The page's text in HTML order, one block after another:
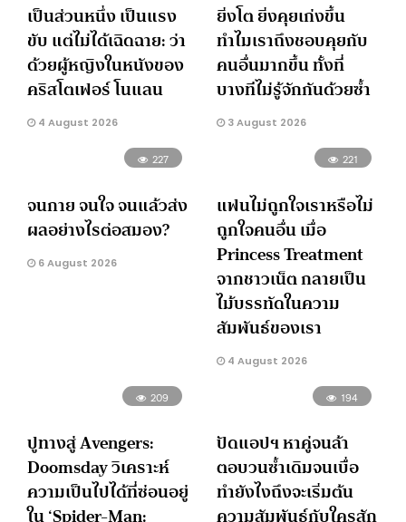
เป็นส่วนหนึ่ง เป็นแรง
ขับ แต่ไม่ได้เฉิดฉาย: ว่า
ด้วยผู้หญิงในหนังของ
คริสโตเฟอร์ โนแลน
4 August 2026
ยิ่งโต ยิ่งคุยเก่งขึ้น
ทำไมเราถึงชอบคุยกับ
คนอื่นมากขึ้น ทั้งที่
บางทีไม่รู้จักกันด้วยซ้ำ
3 August 2026
227
จนกาย จนใจ จนแล้วส่ง
ผลอย่างไรต่อสมอง?
6 August 2026
221
แฟนไม่ถูกใจเราหรือไม่
ถูกใจคนอื่น เมื่อ
Princess Treatment
จากชาวเน็ต กลายเป็น
ไม้บรรทัดในความ
สัมพันธ์ของเรา
4 August 2026
209
ปูทางสู่ Avengers:
Doomsday วิเคราะห์
ความเป็นไปได้ที่ซ่อนอยู่
194
ปัดแอปฯ หาคู่จนล้า
ตอบวนซ้ำเดิมจนเบื่อ
ทำยังไงถึงจะเริ่มต้น